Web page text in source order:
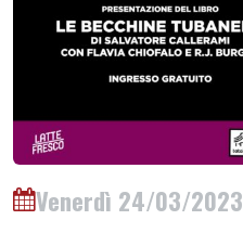
Venerdì 24/03/2023